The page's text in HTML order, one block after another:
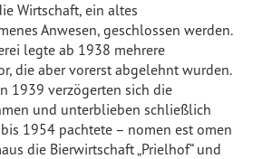
Wirtschaft, ein altes
Anwesen, geschlossen werden.
legte ab 1938 mehrere
die aber vorerst abgelehnt wurden.
1939 verzögerten sich die
und unterblieben schließlich
1954 pachtete – nomen est omen
die Bierwirtschaft „Prielhof“ und